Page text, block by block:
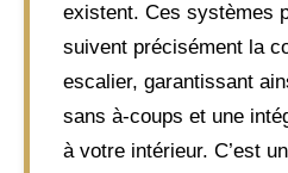
existent. Ces systèmes
suivent précisément la
escalier, garantissant
sans à-coups et une
à votre intérieur. C’est